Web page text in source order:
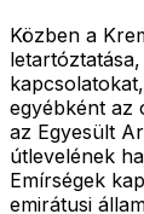
Közben a
egyébként az
az Egyesült
útlevelének
Emírségek
emirátusi